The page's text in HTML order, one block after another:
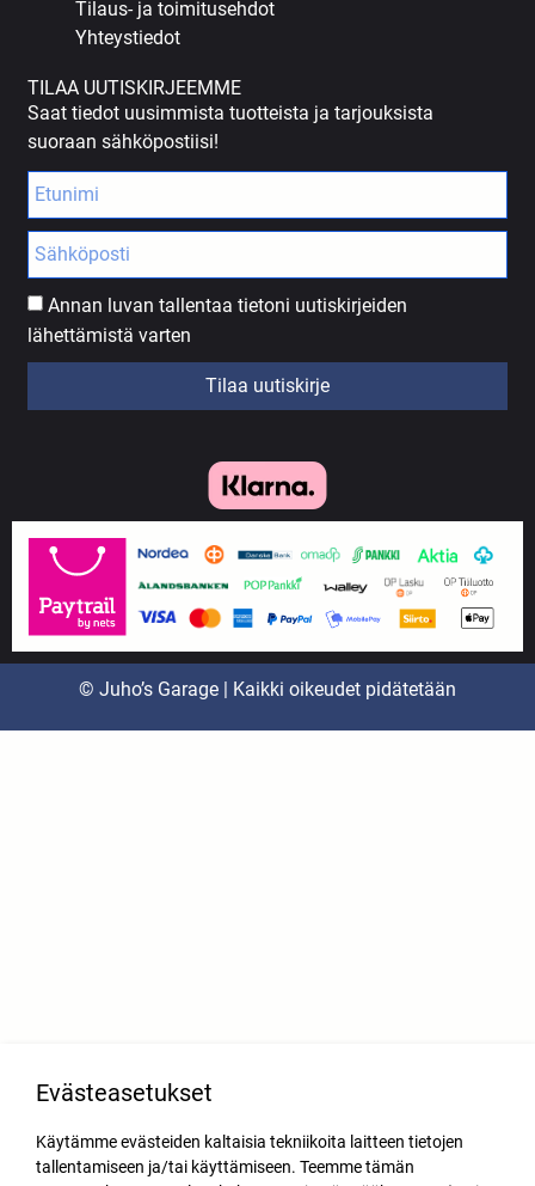
Tilaus- ja toimitusehdot
Yhteystiedot
TILAA UUTISKIRJEEMME
Saat tiedot uusimmista tuotteista ja tarjouksista
suoraan sähköpostiisi!
Annan luvan tallentaa tietoni uutiskirjeiden
lähettämistä varten
Tilaa uutiskirje
© Juho’s Garage | Kaikki oikeudet pidätetään
Evästeasetukset
Käytämme evästeiden kaltaisia tekniikoita laitteen tietojen
tallentamiseen ja/tai käyttämiseen. Teemme tämän